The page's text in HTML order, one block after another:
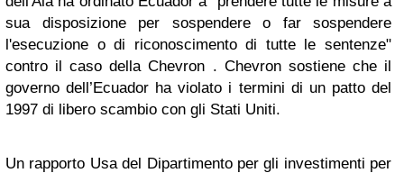
sua disposizione per sospendere o far sospendere
l'esecuzione o di riconoscimento di tutte le sentenze"
contro il caso della Chevron . Chevron sostiene che il
governo dell’Ecuador ha violato i termini di un patto del
1997 di libero scambio con gli Stati Uniti.
Un rapporto Usa del Dipartimento per gli investimenti per